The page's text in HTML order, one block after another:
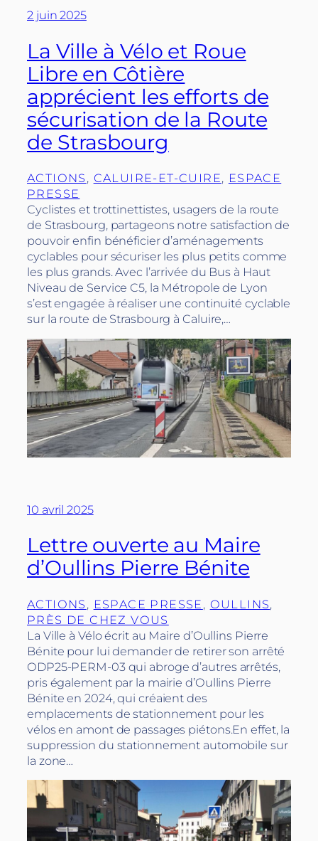
2 juin 2025
La Ville à Vélo et Roue
Libre en Côtière
apprécient les efforts de
sécurisation de la Route
de Strasbourg
ACTIONS , CALUIRE-ET-CUIRE, ESPACE
PRESSE
Cyclistes et trottinettistes, usagers de la route
de Strasbourg, partageons notre satisfaction de
pouvoir enfin bénéficier d’aménagements
cyclables pour sécuriser les plus petits comme
les plus grands. Avec l’arrivée du Bus à Haut
Niveau de Service C5, la Métropole de Lyon
s’est engagée à réaliser une continuité cyclable
sur la route de Strasbourg à Caluire,…
10 avril 2025
Lettre ouverte au Maire
d’Oullins Pierre Bénite
ACTIONS , ESPACE PRESSE , OULLINS
PRÈS DE CHEZ VOUS
La Ville à Vélo écrit au Maire d’Oullins Pierre
Bénite pour lui demander de retirer son arrêté
ODP25-PERM-03 qui abroge d’autres arrêtés,
pris également par la mairie d’Oullins Pierre
Bénite en 2024, qui créaient des
emplacements de stationnement pour les
vélos en amont de passages piétons.En effet, la
suppression du stationnement automobile sur
la zone…